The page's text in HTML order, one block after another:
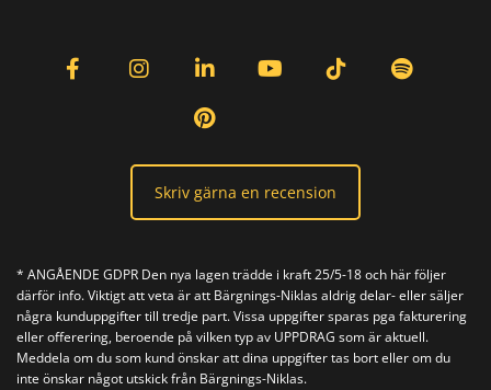
Skriv gärna en recension
* ANGÅENDE GDPR Den nya lagen trädde i kraft 25/5-18 och här följer
därför info. Viktigt att veta är att Bärgnings-Niklas aldrig delar- eller säljer
några kunduppgifter till tredje part. Vissa uppgifter sparas pga fakturering
eller offerering, beroende på vilken typ av UPPDRAG som är aktuell.
Meddela om du som kund önskar att dina uppgifter tas bort eller om du
inte önskar något utskick från Bärgnings-Niklas.